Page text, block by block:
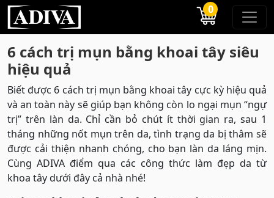
0
6 cách trị mụn bằng khoai tây siêu
hiệu quả
Biết được 6 cách trị mụn bằng khoai tây cực kỳ hiệu quả
và an toàn này sẽ giúp bạn không còn lo ngại mụn “ngự
trị” trên làn da. Chỉ cần bỏ chút ít thời gian ra, sau 1
tháng những nốt mụn trên da, tình trạng da bị thâm sẽ
được cải thiện nhanh chóng, cho bạn làn da láng mịn.
Cùng ADIVA điểm qua các công thức làm đẹp da từ
khoa tây dưới đây cả nhà nhé!